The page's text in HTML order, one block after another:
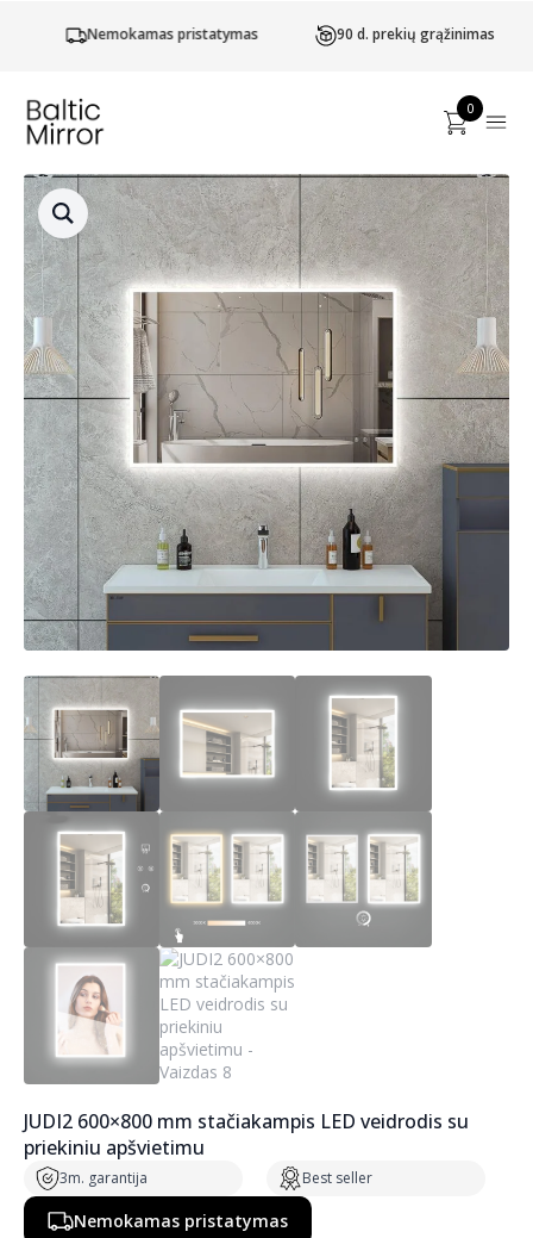
Nemokamas pristatymas 90 d. prekių grąžinimas
0
JUDI2 600×800 mm stačiakampis LED veidrodis su
priekiniu apšvietimu
3m. garantija Best seller
Nemokamas pristatymas